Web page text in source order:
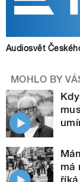
Audiosvět
MOHLO BY
má